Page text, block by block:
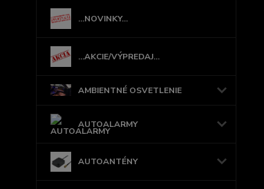
...NOVINKY...
...AKCIE/VÝPREDAJ...
AMBIENTNÉ OSVETLENIE
AUTOALARMY
AUTOANTÉNY